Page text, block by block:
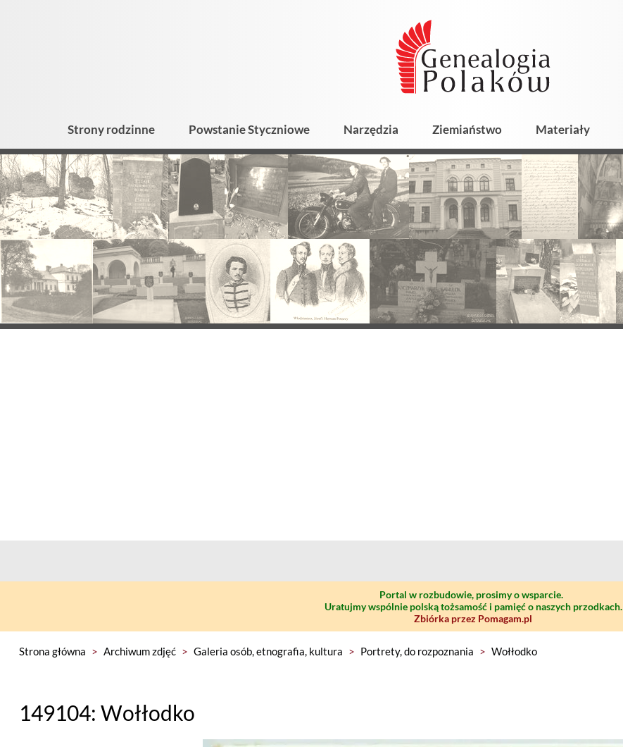
Strony rodzinne Powstanie Styczniowe Narzędzia Ziemiaństwo Materiały
Portal w rozbudowie, prosimy o wsparcie.
Uratujmy wspólnie polską tożsamość i pamięć o naszych przodkach.
Zbiórka przez Pomagam.pl
Strona główna > Archiwum zdjęć > Galeria osób, etnografia, kultura > Portrety, do rozpoznania > Wołłodko
149104: Wołłodko